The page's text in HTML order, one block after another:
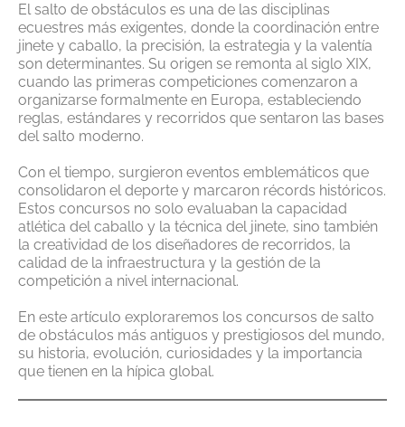
El salto de obstáculos es una de las disciplinas
ecuestres más exigentes, donde la coordinación entre
jinete y caballo, la precisión, la estrategia y la valentía
son determinantes. Su origen se remonta al siglo XIX,
cuando las primeras competiciones comenzaron a
organizarse formalmente en Europa, estableciendo
reglas, estándares y recorridos que sentaron las bases
del salto moderno.
Con el tiempo, surgieron eventos emblemáticos que
consolidaron el deporte y marcaron récords históricos.
Estos concursos no solo evaluaban la capacidad
atlética del caballo y la técnica del jinete, sino también
la creatividad de los diseñadores de recorridos, la
calidad de la infraestructura y la gestión de la
competición a nivel internacional.
En este artículo exploraremos los concursos de salto
de obstáculos más antiguos y prestigiosos del mundo,
su historia, evolución, curiosidades y la importancia
que tienen en la hípica global.